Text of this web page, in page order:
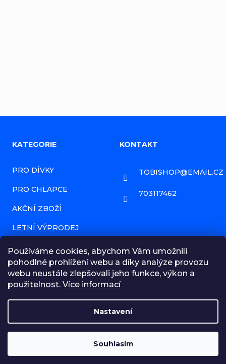
Používáme cookies, abychom Vám umožnili
pohodlné prohlížení webu a díky analýze provozu
webu neustále zlepšovali jeho funkce, výkon a
použitelnost. Více informací
Nastavení
Souhlasím
☀️ LETNÍ VÝPRODEJ | Slevy až 50 % na dětské oblečení a
doplňky. Projděte si celý e-shop – každý si u nás vybere!
í
KATEGORIE
PRO DÍVKY
PRO CHLAPCE
AKČNÍ ZBOŽÍ
LETNÍ VÝPRODEJ
PRODÁVANÉ ZNAČKY
HODNOCENÍ OBCHODU
NAPIŠTE NÁM ZPRÁVU!
MOJE OBJEDNÁVKA
KONTAKT
TOBISHOP@EMAIL.CZ
703117462
Vytvořil Shoptet